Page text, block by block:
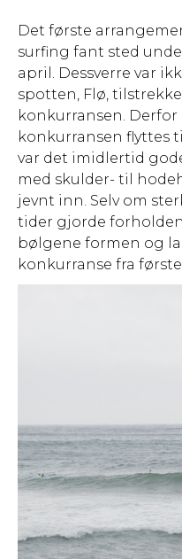
Det første
surfing fant sted
april. Dessverre var
spotten, Flø,
konkurransen.
konkurransen flyttes
var det imidlertid
med skulder- til
jevnt inn. Selv om
tider gjorde
bølgene formen og
konkurranse fra